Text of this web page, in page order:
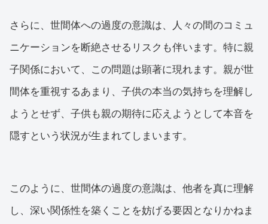
さらに、世間体への過度の意識は、人々の間のコミュ
ニケーションを断絶させるリスクも伴います。特に親
子関係において、この問題は顕著に現れます。親が世
間体を重視するあまり、子供の本当の気持ちを理解し
ようとせず、子供も親の期待に応えようとして本音を
隠すという状況が生まれてしまいます。
このように、世間体の過度の意識は、他者を真に理解
し、深い関係性を築くことを妨げる要因となりかねま